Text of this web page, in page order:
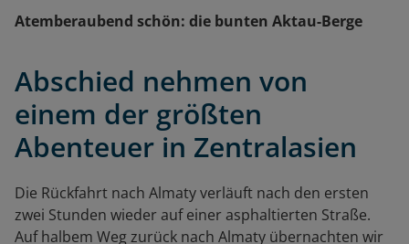
Atemberaubend schön: die bunten Aktau-Berge
Abschied nehmen von
einem der größten
Abenteuer in Zentralasien
Die Rückfahrt nach Almaty verläuft nach den ersten
zwei Stunden wieder auf einer asphaltierten Straße.
Auf halbem Weg zurück nach Almaty übernachten wir